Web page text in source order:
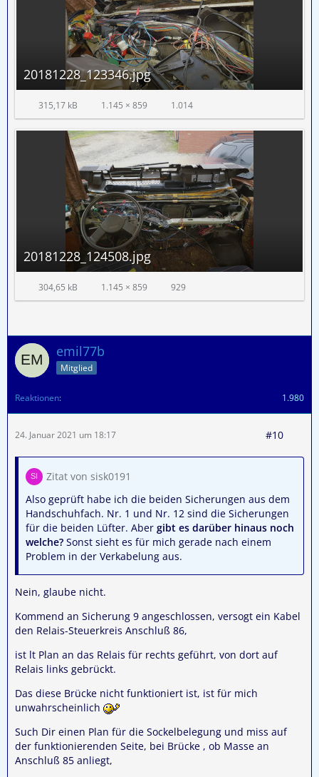
20181228_123346.jpg
315,17 kB 1.145 × 859 1.014
20181228_124508.jpg
304,65 kB 1.145 × 859 929
emil77b
Mitglied
Reaktionen 1.980
24. Januar 2021 um 18:17 #10
Zitat von sisk0191
Also geprüft habe ich die beiden Sicherungen aus dem
Handschuhfach. Nr. 1 und Nr. 12 sind die Sicherungen
für die beiden Lüfter. Aber gibt es darüber hinaus noch
welche? Sonst sieht es für mich gerade nach einem
Problem in der Verkabelung aus.
Nein, glaube nicht.
Kommend an Sicherung 9 angeschlossen, versogt ein Kabel
den Relais-Steuerkreis Anschluß 86,
ist lt Plan an das Relais für rechts geführt, von dort auf
Relais links gebrückt.
Das diese Brücke nicht funktioniert ist, ist für mich
unwahrscheinlich
Such Dir einen Plan für die Sockelbelegung und miss auf
der funktionierenden Seite, bei Brücke , ob Masse an
Anschluß 85 anliegt,